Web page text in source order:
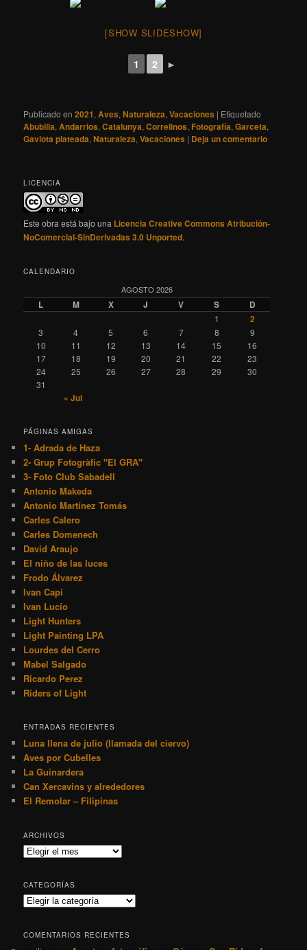
[SHOW SLIDESHOW]
1 2 ►
Publicado en 2021,Aves,Naturaleza,Vacaciones | Etiquetado
Abubilla,Andarrios,Catalunya,Correlinos, Fotografía,Garceta,
Gaviota plateada,Naturaleza,Vacaciones | Deja un comentario
LICENCIA
Este obra está bajo una Licencia Creative Commons Atribución-
NoComercial-SinDerivadas 3.0 Unported.
CALENDARIO
AGOSTO 2026
L M X J V S D
1 2
3 4 5 6 7 8
9
10
11 12 13 14 15
16
17
18 19 20 21 22
23
24
25 26 27 28 29
30
31
« Jul
PÁGINAS AMIGAS
1- Adrada de Haza
2- Grup Fotogràfic "El GRA"
3- Foto Club Sabadell
Antonio Makeda
Antonio Martínez Tomás
Carles Calero
Carles Domenech
David Araujo
El niño de las luces
Frodo Álvarez
Ivan Capi
Ivan Lucío
Light Hunters
Light Painting LPA
Lourdes del Cerro
Mabel Salgado
Ricardo Perez
Riders of Light
ENTRADAS RECIENTES
Luna llena de julio (llamada del ciervo)
Aves por Cubelles
La Guinardera
Can Xercavins y alrededores
El Remolar – Filipinas
ARCHIVOS
Archivos
CATEGORÍAS
Categorías
COMENTARIOS RECIENTES